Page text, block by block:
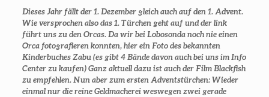
Dieses Jahr fällt der 1. Dezember gleich auch auf den 1. Advent.
Wie versprochen also das 1. Türchen geht auf und der link
führt uns zu den Orcas. Da wir bei Lobosonda noch nie einen
Orca fotografieren konnten, hier ein Foto des bekannten
Kinderbuches Zabu (es gibt 4 Bände davon auch bei uns im Info
Center zu kaufen) Ganz aktuell dazu ist auch der Film Blackfish
zu empfehlen. Nun aber zum ersten Adventstürchen: Wieder
einmal nur die reine Geldmacherei weswegen zwei gerade